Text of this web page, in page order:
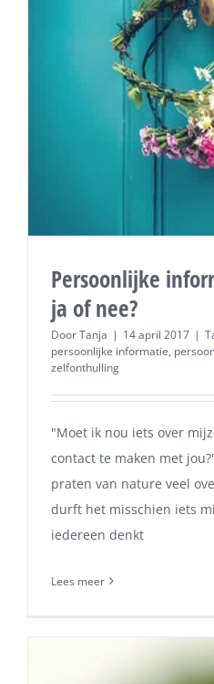
Persoonlijke
ja of nee?
DoorTanja | 14 april 2017 |
persoonlijke informatie,
zelfonthulling
"Moet ik nou iets over
contact te maken met
praten van nature veel
durft het misschien iets
iedereen denkt
Lees meer